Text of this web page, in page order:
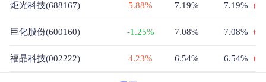
炬光科技(688167) 5.88% 7.19% 7.19%
巨化股份(600160) -1.25% 7.08% 7.08%
福晶科技(002222) 4.23% 6.54% 6.54%